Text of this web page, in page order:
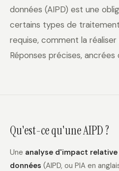
données (AIPD) est une
certains types de
requise, comment la
Réponses précises, ancrées
Qu'est-ce qu'une AIPD ?
Une analyse d'impact
données (AIPD, ou PIA en